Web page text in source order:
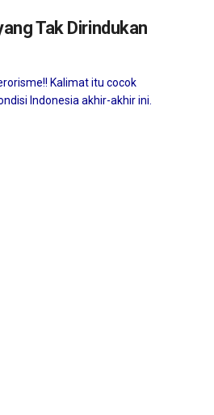
Tak Dirindukan
Kalimat itu cocok
Indonesia akhir-akhir ini.